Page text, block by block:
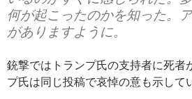
何が起こったのかを知った。
がありますように。
銃撃ではトランプ氏の支持者に死者
プ氏は同じ投稿で哀悼の意も示して